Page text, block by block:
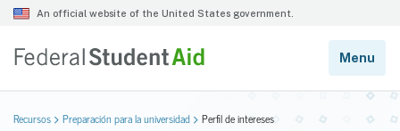
Recursos Preparación para la universidad Perfil de intereses